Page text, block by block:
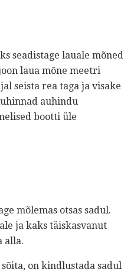
seadistage lauale mõned
laua mõne meetri
seista rea ​​taga ja visake
auhindu
bootti üle
mõlemas otsas sadul.
ja kaks täiskasvanut
alla.
on kindlustada sadul